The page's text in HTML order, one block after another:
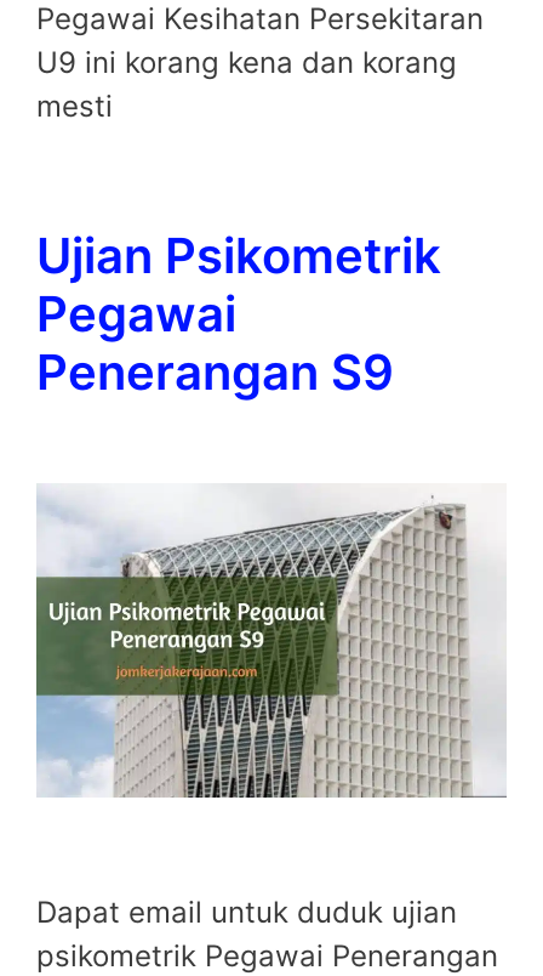
Pegawai Kesihatan Persekitaran
U9 ini korang kena dan korang
mesti
Ujian Psikometrik
Pegawai
Penerangan S9
Dapat email untuk duduk ujian
psikometrik Pegawai Penerangan